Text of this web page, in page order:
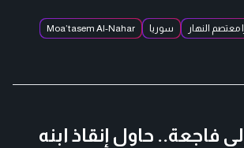
معتصم النهار سوريا
Moa’tasem Al-Nahar
فاجعة.. حاول إنقاذ ابنه